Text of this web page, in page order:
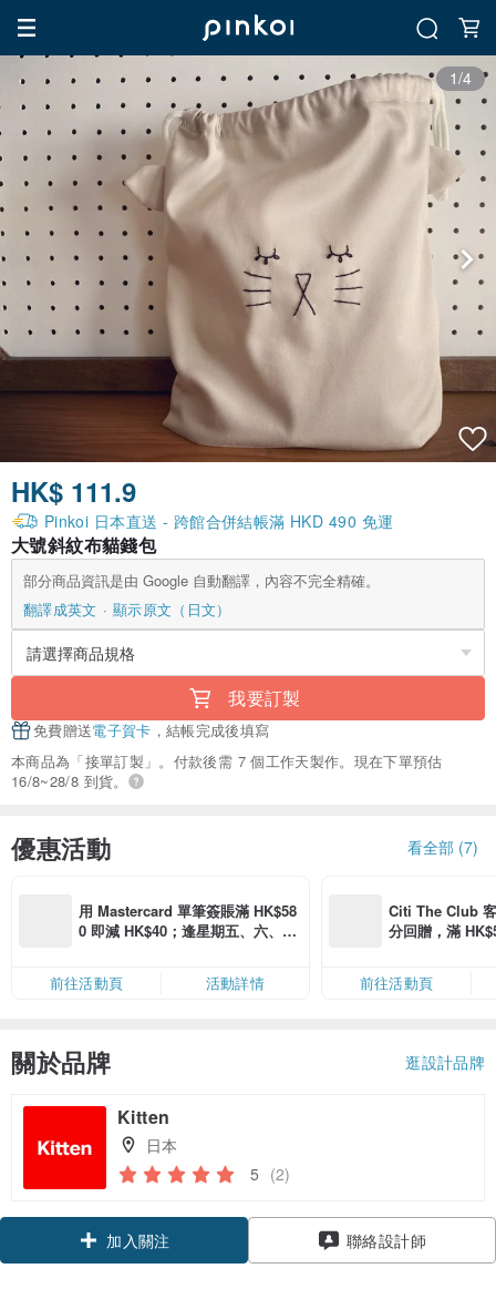
1/4
HK$ 111.9
Pinkoi 日本直送 - 跨館合併結帳滿 HKD 490 免運
大號斜紋布貓錢包
部分商品資訊是由 Google 自動翻譯，內容不完全精確。
翻譯成英文
顯示原文（日文）
我要訂製
免費贈送電子賀卡 ，結帳完成後填寫
本商品為「接單訂製」。付款後需 7 個工作天製作。現在下單預估
16/8~28/8 到貨。
優惠活動 看全部 (7)
用 Mastercard 單筆簽賬滿 HK$58
0 即減 HK$40；逢星期五、六、日
卡」結帳）
前往活動頁 活動詳情
Citi The Club
分回贈，滿
前往活動頁
關於品牌 逛設計品牌
Kitten
日本
5 (2)
加入關注 聯絡設計師